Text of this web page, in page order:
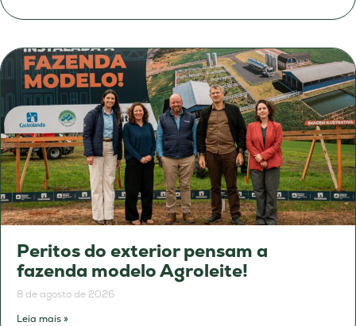
Peritos do exterior pensam a
fazenda modelo Agroleite!
8 de agosto de 2026
Leia mais »